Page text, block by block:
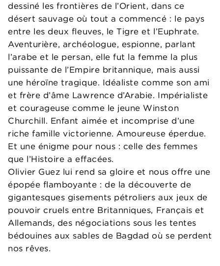
dessiné les frontières de l’Orient, dans ce
désert sauvage où tout a commencé : le pays
entre les deux fleuves, le Tigre et l’Euphrate.
Aventurière, archéologue, espionne, parlant
l’arabe et le persan, elle fut la femme la plus
puissante de l’Empire britannique, mais aussi
une héroïne tragique. Idéaliste comme son ami
et frère d’âme Lawrence d’Arabie. Impérialiste
et courageuse comme le jeune Winston
Churchill. Enfant aimée et incomprise d’une
riche famille victorienne. Amoureuse éperdue.
Et une énigme pour nous : celle des femmes
que l’Histoire a effacées.
Olivier Guez lui rend sa gloire et nous offre une
épopée flamboyante : de la découverte de
gigantesques gisements pétroliers aux jeux de
pouvoir cruels entre Britanniques, Français et
Allemands, des négociations sous les tentes
bédouines aux sables de Bagdad où se perdent
nos rêves.